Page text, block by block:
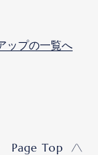
ップの一覧へ
Page Top